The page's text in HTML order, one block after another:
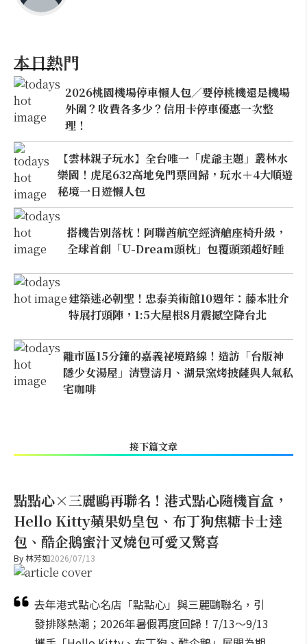
本日熱門
2026桃園機場停車懶人包／要停桃機還是機場
外圍？收費各多少？信用卡停車優惠一次整
理！
【雲林親子玩水】全台唯一「虎爺主題」叢林水
樂園！虎尾632高地免門票回歸，玩水＋4大順遊
秘境一日遊懶人包
搭機告別落枕！阿聯酋航空經濟艙座椅升級，
全球首創「U-Dream頭枕」包覆頭頸超好睡
建築迷必朝聖！忠泰美術館10週年：藤本壯介
特展打頭陣，1:5大屋根8月震撼空降台北
離市區15分鐘的嘉義祕境路線！造訪「台版神
隱少女湯屋」清豐濤月、湖景窯烤披薩與人氣私
宅咖啡
接下篇文章
點點心×三麗鷗再聯名！港式點心隨機盲盒，
Hello Kitty蘋果奶皇包、布丁狗焦糖卡士達
包、酷企鵝蜜汁叉燒包可愛又驚喜
By林芳如2026/07/13
去年港式點心名店「點點心」與三麗鷗聯名，引
發排隊熱潮；2026年暑假再度回歸！7/13～9/13